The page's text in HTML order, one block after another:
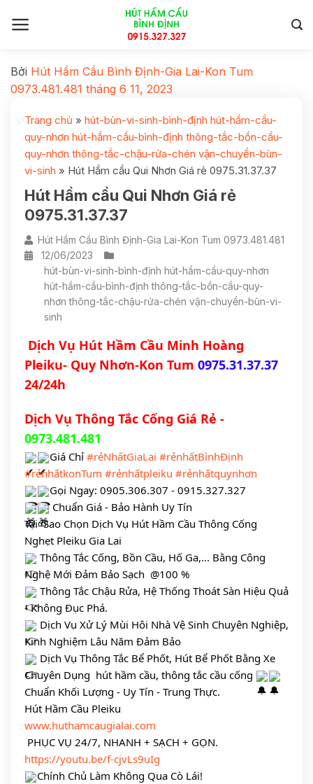
Bởi Hút Hầm Cầu Bình Định-Gia Lai-Kon Tum
0973.481.481 tháng 6 11, 2023
Trang chủ » hút-bùn-vi-sinh-bình-định hút-hầm-cầu-
quy-nhơn hút-hầm-cầu-bình-định thông-tắc-bồn-cầu-
quy-nhơn thông-tắc-chậu-rửa-chén vận-chuyển-bùn-
vi-sinh » Hút Hầm cầu Qui Nhơn Giá rẻ 0975.31.37.37
Hút Hầm cầu Qui Nhơn Giá rẻ
0975.31.37.37
Hút Hầm Cầu Bình Định-Gia Lai-Kon Tum 0973.481.481
12/06/2023
hút-bùn-vi-sinh-bình-định hút-hầm-cầu-quy-nhơn
hút-hầm-cầu-bình-định thông-tắc-bồn-cầu-quy-
nhơn thông-tắc-chậu-rửa-chén vận-chuyển-bùn-vi-
sinh
Dịch Vụ Hút Hầm Cầu Minh Hoàng
Pleiku- Quy Nhơn-Kon Tum 0975.31.37.37
24/24h
Dịch Vụ Thông Tắc Cống Giá Rẻ -
0973.481.481
Giá Chỉ #rẻNhấtGiaLai #rẻnhấtBìnhĐịnh
#rẻnhấtkonTum #rẻnhấtpleiku #rẻnhấtquynhơn
Gọi Ngay: 0905.306.307 - 0915.327.327
Chuẩn Giá - Bảo Hành Uy Tín
Tại  Sao Chọn Dịch Vụ Hút Hầm Cầu Thông Cống
Nghẹt Pleiku Gia Lai
Thông Tắc Cống, Bồn Cầu, Hố Ga,... Bằng Công
Nghệ Mới Đảm Bảo Sạch  @100 %
Thông Tắc Chậu Rửa, Hệ Thống Thoát Sàn Hiệu Quả
- Không Đục Phá.
Dịch Vụ Xử Lý Mùi Hôi Nhà Vệ Sinh Chuyên Nghiệp,
Kinh Nghiệm Lâu Năm Đảm Bảo
Dịch Vụ Thông Tắc Bể Phốt, Hút Bể Phốt Bằng Xe
Chuyên Dụng  hút hầm cầu, thông tắc cầu cống
Chuẩn Khối Lượng - Uy Tín - Trung Thực.
Hút Hầm Cầu Pleiku
www.huthamcaugialai.com
PHỤC VỤ 24/7, NHANH + SẠCH + GỌN.
https://youtu.be/f-cjvLs9uIg
Chính Chủ Làm Không Qua Cò Lái!